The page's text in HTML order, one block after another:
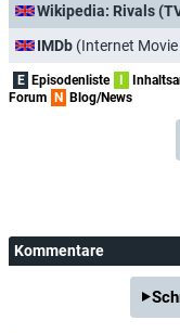
Wikipedia: Rivals
IMDb (Internet
E Episodenliste
Forum
N Blog/News
Kommentare